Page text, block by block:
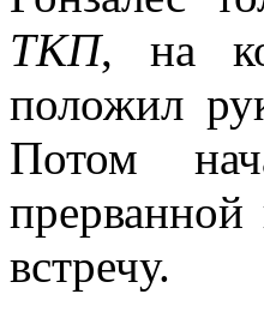
ТКП, на
положил
Потом
встречу.